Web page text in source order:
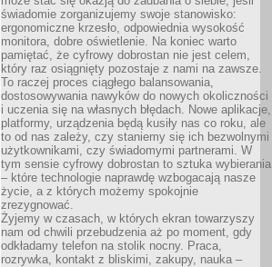
świadomie zorganizujemy swoje stanowisko:
ergonomiczne krzesło, odpowiednia wysokość
monitora, dobre oświetlenie. Na koniec warto
pamiętać, że cyfrowy dobrostan nie jest celem,
który raz osiągnięty pozostaje z nami na zawsze.
To raczej proces ciągłego balansowania,
dostosowywania nawyków do nowych okoliczności
i uczenia się na własnych błędach. Nowe aplikacje,
platformy, urządzenia będą kusiły nas co roku, ale
to od nas zależy, czy staniemy się ich bezwolnymi
użytkownikami, czy świadomymi partnerami. W
tym sensie cyfrowy dobrostan to sztuka wybierania
– które technologie naprawdę wzbogacają nasze
życie, a z których możemy spokojnie
zrezygnować.
Żyjemy w czasach, w których ekran towarzyszy
nam od chwili przebudzenia aż po moment, gdy
odkładamy telefon na stolik nocny. Praca,
rozrywka, kontakt z bliskimi, zakupy, nauka –